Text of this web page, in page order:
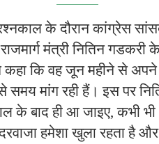
के दौरान कांग्रेस
मंत्री नितिन
कहा कि वह जून महीने से
से समय मांग रही हैं। इस पर
के बाद ही आ जाइए, कभी
हमेशा खुला रहता है